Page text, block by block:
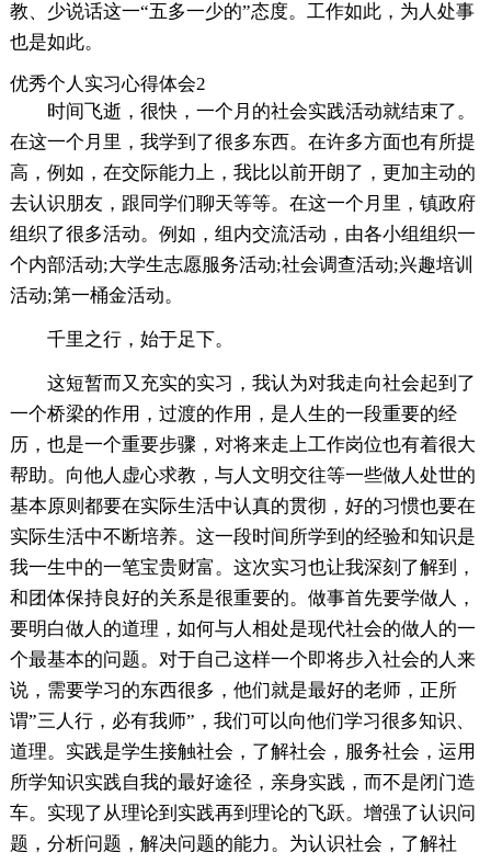
教、少说话这一“五多一少的”态度。工作如此，为人处事
也是如此。
优秀个人实习心得体会2
时间飞逝，很快，一个月的社会实践活动就结束了。
在这一个月里，我学到了很多东西。在许多方面也有所提
高，例如，在交际能力上，我比以前开朗了，更加主动的
去认识朋友，跟同学们聊天等等。在这一个月里，镇政府
组织了很多活动。例如，组内交流活动，由各小组组织一
个内部活动;大学生志愿服务活动;社会调查活动;兴趣培训
活动;第一桶金活动。
千里之行，始于足下。
这短暂而又充实的实习，我认为对我走向社会起到了
一个桥梁的作用，过渡的作用，是人生的一段重要的经
历，也是一个重要步骤，对将来走上工作岗位也有着很大
帮助。向他人虚心求教，与人文明交往等一些做人处世的
基本原则都要在实际生活中认真的贯彻，好的习惯也要在
实际生活中不断培养。这一段时间所学到的经验和知识是
我一生中的一笔宝贵财富。这次实习也让我深刻了解到，
和团体保持良好的关系是很重要的。做事首先要学做人，
要明白做人的道理，如何与人相处是现代社会的做人的一
个最基本的问题。对于自己这样一个即将步入社会的人来
说，需要学习的东西很多，他们就是最好的老师，正所
谓”三人行，必有我师”，我们可以向他们学习很多知识、
道理。实践是学生接触社会，了解社会，服务社会，运用
所学知识实践自我的最好途径，亲身实践，而不是闭门造
车。实现了从理论到实践再到理论的飞跃。增强了认识问
题，分析问题，解决问题的能力。为认识社会，了解社